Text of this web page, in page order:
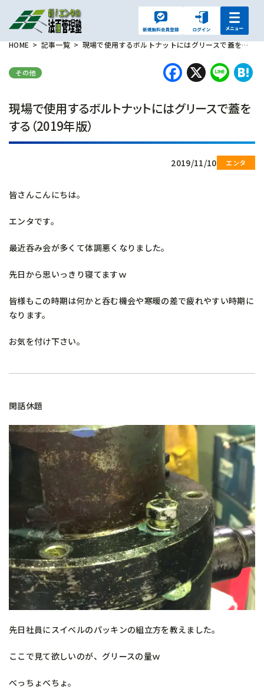
HOME 記事一覧 現場で使用するボルトナットにはグリースで蓋をする（2019年版）
その他 X
現場で使用するボルトナットにはグリースで蓋を
する（2019年版）
2019/11/10
皆さんこんにちは。
エンタです。
最近呑み会が多くて体調悪くなりました。
先日から思いっきり寝てますｗ
皆様もこの時期は何かと呑む機会や寒暖の差で疲れやすい時期に
なります。
お気を付け下さい。
閑話休題
先日社員にスイベルのパッキンの組立方を教えました。
ここで見て欲しいのが、グリースの量ｗ
べっちょべちょ。